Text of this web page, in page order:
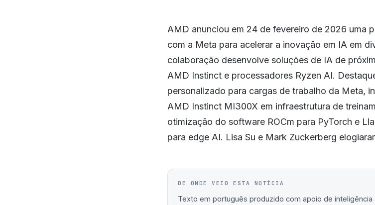
AMD anunciou em 24 de fevereiro de 2026 uma
com a Meta para acelerar a inovação em IA em
colaboração desenvolve soluções de IA de
AMD Instinct e processadores Ryzen AI.
personalizado para cargas de trabalho da Meta,
AMD Instinct MI300X em infraestrutura de
otimização do software ROCm para PyTorch e
para edge AI. Lisa Su e Mark Zuckerberg
DE ONDE VEIO ESTA NOTÍCIA
Texto em português produzido com apoio de inteligência